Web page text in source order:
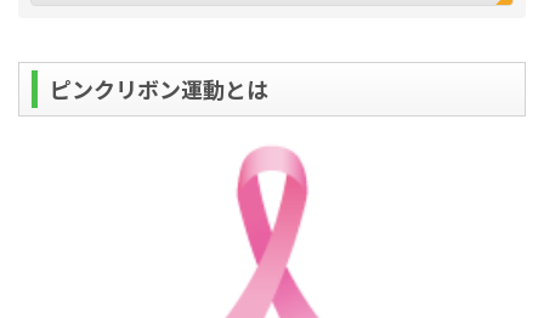
ピンクリボン運動とは